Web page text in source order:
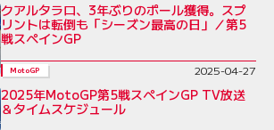
クアルタラロ、3年ぶりのポール獲得。スプ
リントは転倒も「シーズン最高の日」／第5
戦スペインGP
MotoGP 2025-04-27
2025年MotoGP第5戦スペインGP TV放送
＆タイムスケジュール